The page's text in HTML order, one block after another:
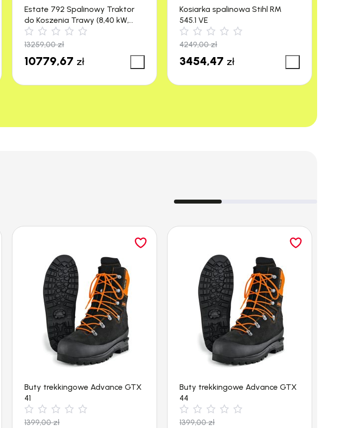
Estate 792 Spalinowy Traktor
do Koszenia Trawy (8,40 kW,
4500 m²) Stiga
13259,00zł
10779,67 zł
Kosiarka spalinowa Stihl RM
545.1 VE
4249,00zł
3454,47 zł
Buty trekkingowe Advance GTX
41
1399,00zł
Buty trekkingowe Advance GTX
44
1399,00zł